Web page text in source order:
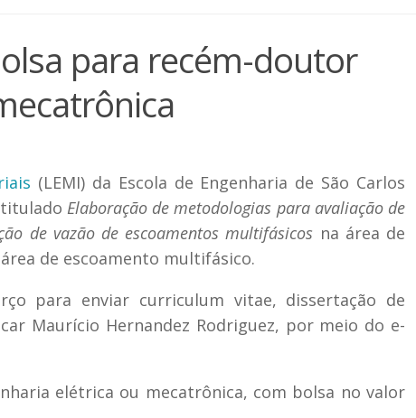
para recém-doutor
(LEMI) da Escola de Engenharia de São Carlos
Elaboração de metodologias para avaliação de
de vazão de escoamentos multifásicos na área de
de escoamento multifásico.
para enviar curriculum vitae, dissertação de
Maurício Hernandez Rodriguez, por meio do e-
elétrica ou mecatrônica, com bolsa no valor